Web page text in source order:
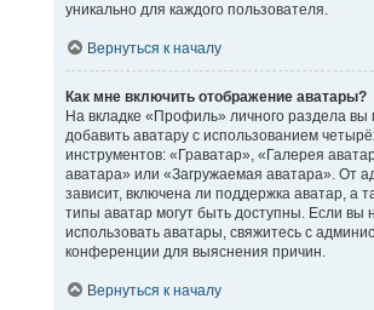
уникально для каждого пользователя.
Вернуться к началу
Как мне включить отображение аватары?
На вкладке «Профиль» личного раздела вы
добавить аватару с использованием
инструментов: «Граватар», «Галерея
аватара» или «Загружаемая аватара». От
зависит, включена ли поддержка аватар, а
типы аватар могут быть доступны. Если вы
использовать аватары, свяжитесь с
конференции для выяснения причин.
Вернуться к началу